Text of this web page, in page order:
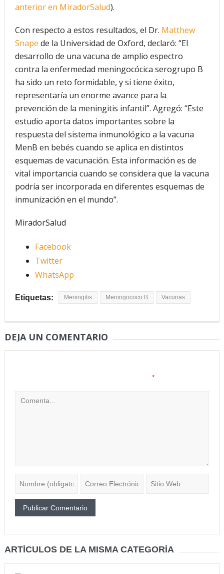
anterior en MiradorSalud).
Con respecto a estos resultados, el Dr. Matthew
Snape de la Universidad de Oxford, declaró: “El
desarrollo de una vacuna de amplio espectro
contra la enfermedad meningocócica serogrupo B
ha sido un reto formidable, y si tiene éxito,
representaría un enorme avance para la
prevención de la meningitis infantil”. Agregó: “Este
estudio aporta datos importantes sobre la
respuesta del sistema inmunológico a la vacuna
MenB en bebés cuando se aplica en distintos
esquemas de vacunación. Esta información es de
vital importancia cuando se considera que la vacuna
podría ser incorporada en diferentes esquemas de
inmunización en el mundo”.
MiradorSalud
Facebook
Twitter
WhatsApp
Etiquetas: Meningitis Meningococo B Vacunas
DEJA UN COMENTARIO
*
ARTÍCULOS DE LA MISMA CATEGORÍA